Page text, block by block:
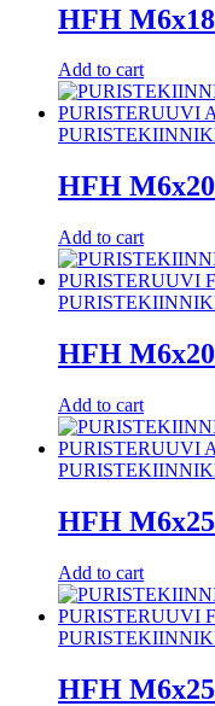
HFH
Add to cart
HFH
Add to cart
HFH
Add to cart
HFH
Add to cart
HFH